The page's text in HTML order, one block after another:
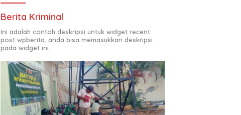
Berita Kriminal
Ini adalah contoh deskripsi untuk widget recent
post wpberita, anda bisa memasukkan deskripsi
pada widget ini.